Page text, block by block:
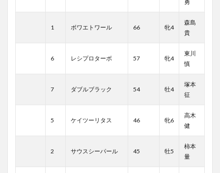
勇
1 ボワエトワール 66 牝4
森島
貴
6 レシプロターボ 57 牝4
東川
慎
7 ダブルブラック 54 牡4
塚本
征
5 ケイツーリタス 46 牝6
高木
健
2 サウスシーパール 45 牡5
柿本
量